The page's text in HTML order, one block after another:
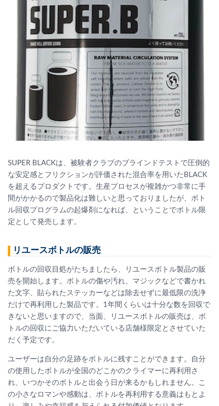
SUPER BLACKは、被験者クラブのブラインドテストで圧倒的
な安定感とフリクションが評価された混合率を用いたBLACK
を超えるプロダクトです。生産プロセスが複雑かつ非常に手
間がかかるので製品化は難しいと思っておりましたが、ボト
ル回収プログラムの起爆剤になれば、ということでボトル限
定として発売します。
リユースボトルの販売
ボトルの回収目処がたちましたら、リユースボトル製品の販
売を開始します。ボトルの傷や汚れ、マジックなどで書かれ
た文字、貼られたステッカーなどは除去せずに最低限の洗浄
だけで再利用した製品です。1年間くらいは十分な数を回収で
きないと思いますので、当面、リユースボトルの販売は、ボ
トルの回収にご協力いただいている店舗様限定とさせていた
だく予定です。
ユーザーは自分の足跡をボトルに残すことができます。自分
の使用したボトルが全国のどこかのクライマーに再利用さ
れ、いつかそのボトルと出会う日が来るかもしれません。こ
の小さなロマンや感動は、ボトルを再利用する意義はもとよ